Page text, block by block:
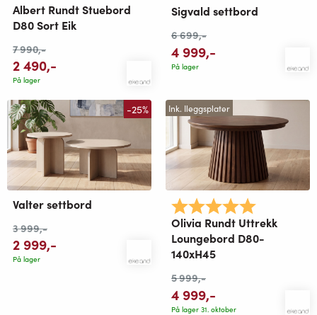
Albert Rundt Stuebord
D80 Sort Eik
7 990,-
2 490,-
På lager
Sigvald settbord
6 699,-
4 999,-
På lager
-25%
Valter settbord
3 999,-
2 999,-
På lager
Ink. Ileggsplater
Karakter:
Olivia Rundt Uttrekk
Loungebord D80-
140xH45
5 999,-
4 999,-
På lager 31. oktober